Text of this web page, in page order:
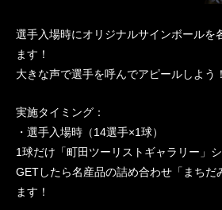
選手入場時にオリジナルサインボールを
ます！
大きな声で選手を呼んでアピールしよう
実施タイミング：
・選手入場時（14選手×1球）
1球だけ「町田ツーリストギャラリー」
GETしたら名産品の詰め合わせ「まちだ
ます！